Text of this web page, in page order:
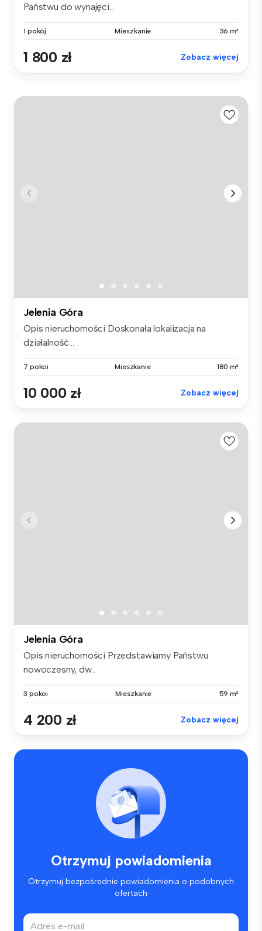
Państwu do wynajęci...
1 pokój Mieszkanie 36 m²
1 800 zł Zobacz więcej
Jelenia Góra
Opis nieruchomości Doskonała lokalizacja na
działalność...
7 pokoi Mieszkanie 180 m²
10 000 zł Zobacz więcej
Jelenia Góra
Opis nieruchomości Przedstawiamy Państwu
nowoczesny, dw...
3 pokoi Mieszkanie 59 m²
4 200 zł Zobacz więcej
Otrzymuj powiadomienia
Otrzymuj bezpośrednie powiadomienia o podobnych
ofertach